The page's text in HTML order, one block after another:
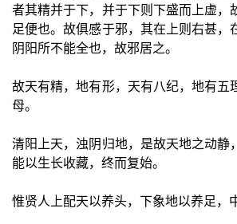
者其精并于下，并于下则下盛而上虚，
足便也。故俱感于邪，其在上则右甚，
阴阳所不能全也，故邪居之。
故天有精，地有形，天有八纪，地有五
母。
清阳上天，浊阴归地，是故天地之动静
能以生长收藏，终而复始。
惟贤人上配天以养头，下象地以养足，